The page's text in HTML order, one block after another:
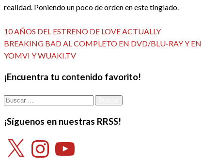
realidad. Poniendo un poco de orden en este tinglado.
Navegación
de
entradas
Entrada
anterior
10 AÑOS DEL ESTRENO DE LOVE ACTUALLY
Entrada
siguiente
BREAKING BAD AL COMPLETO EN DVD/BLU-RAY Y EN
YOMVI Y WUAKI.TV
¡Encuentra tu contenido favorito!
Buscar:
¡Síguenos en nuestras RRSS!
X InstagramYouTube